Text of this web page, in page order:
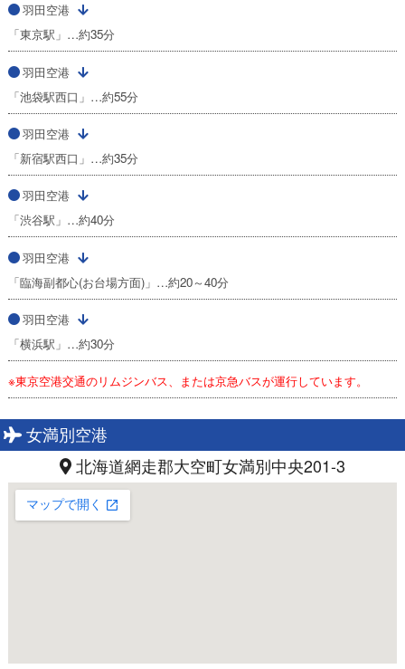
羽田空港
「東京駅」…約35分
羽田空港
「池袋駅西口」…約55分
羽田空港
「新宿駅西口」…約35分
羽田空港
「渋谷駅」…約40分
羽田空港
「臨海副都心(お台場方面)」…約20～40分
羽田空港
「横浜駅」…約30分
※東京空港交通のリムジンバス、または京急バスが運行しています。
女満別空港
北海道網走郡大空町女満別中央201-3